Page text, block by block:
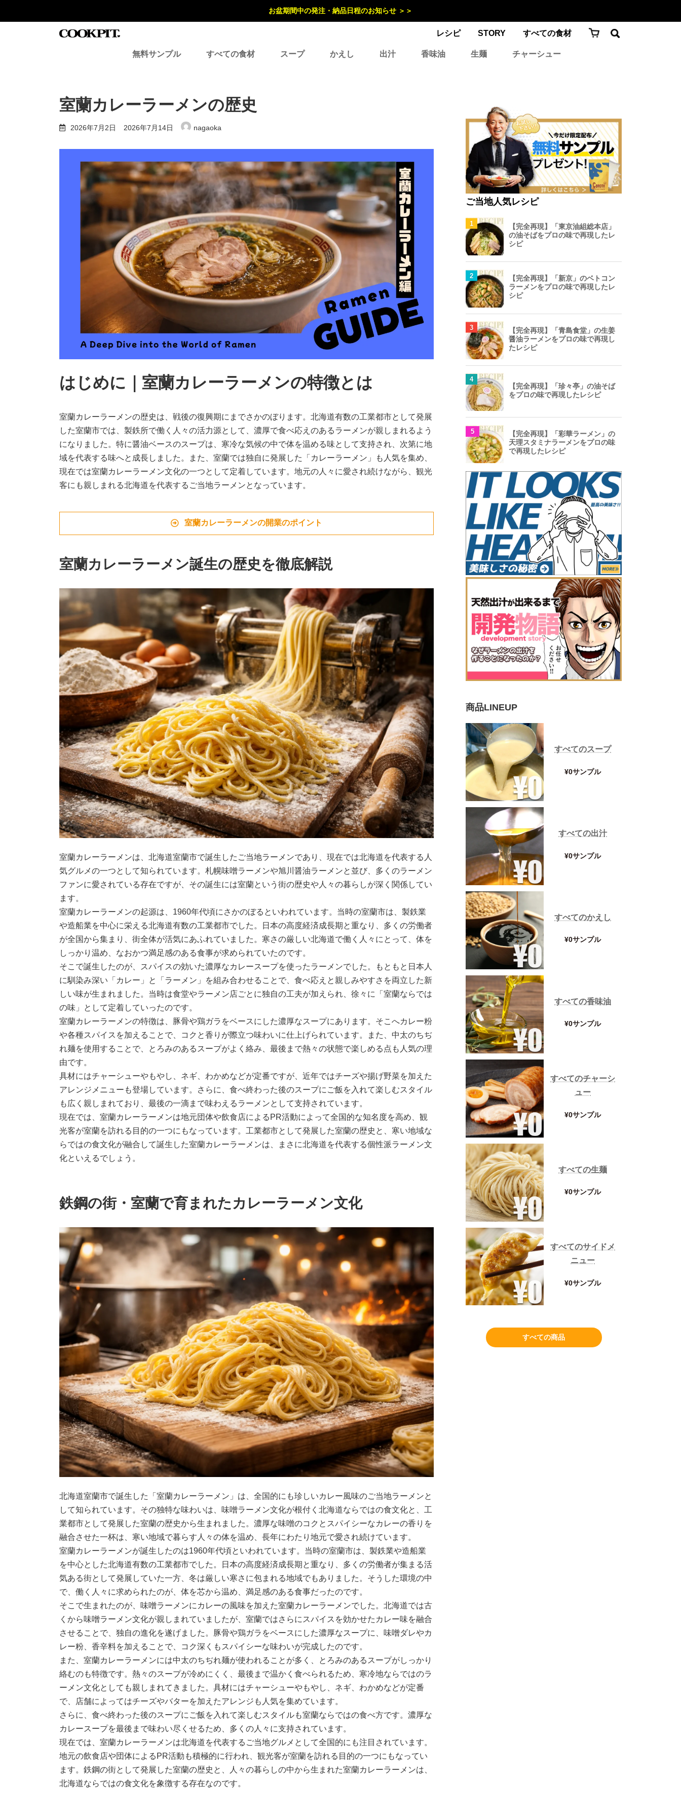
お盆期間中の発注・納品日程のお知らせ ＞＞
レシピ STORY すべての食材
無料サンプル すべての食材 スープ かえし 出汁 香味油 生麺 チャーシュー
室蘭カレーラーメンの歴史
2026年7月2日
最
終
新
日
時
:
2026年7月14日 nagaoka
はじめに｜室蘭カレーラーメンの特徴とは
室蘭カレーラーメンの歴史は、戦後の復興期にまでさかのぼります。北海道有数の工業都市として発展
した室蘭市では、製鉄所で働く人々の活力源として、濃厚で食べ応えのあるラーメンが親しまれるよう
になりました。特に醤油ベースのスープは、寒冷な気候の中で体を温める味として支持され、次第に地
域を代表する味へと成長しました。また、室蘭では独自に発展した「カレーラーメン」も人気を集め、
現在では室蘭カレーラーメン文化の一つとして定着しています。地元の人々に愛され続けながら、観光
客にも親しまれる北海道を代表するご当地ラーメンとなっています。
室蘭カレーラーメンの開業のポイント
室蘭カレーラーメン誕生の歴史を徹底解説
室蘭カレーラーメンは、北海道室蘭市で誕生したご当地ラーメンであり、現在では北海道を代表する人
気グルメの一つとして知られています。札幌味噌ラーメンや旭川醤油ラーメンと並び、多くのラーメン
ファンに愛されている存在ですが、その誕生には室蘭という街の歴史や人々の暮らしが深く関係してい
ます。
室蘭カレーラーメンの起源は、1960年代頃にさかのぼるといわれています。当時の室蘭市は、製鉄業
や造船業を中心に栄える北海道有数の工業都市でした。日本の高度経済成長期と重なり、多くの労働者
が全国から集まり、街全体が活気にあふれていました。寒さの厳しい北海道で働く人々にとって、体を
しっかり温め、なおかつ満足感のある食事が求められていたのです。
そこで誕生したのが、スパイスの効いた濃厚なカレースープを使ったラーメンでした。もともと日本人
に馴染み深い「カレー」と「ラーメン」を組み合わせることで、食べ応えと親しみやすさを両立した新
しい味が生まれました。当時は食堂やラーメン店ごとに独自の工夫が加えられ、徐々に「室蘭ならでは
の味」として定着していったのです。
室蘭カレーラーメンの特徴は、豚骨や鶏ガラをベースにした濃厚なスープにあります。そこへカレー粉
や各種スパイスを加えることで、コクと香りが際立つ味わいに仕上げられています。また、中太のちぢ
れ麺を使用することで、とろみのあるスープがよく絡み、最後まで熱々の状態で楽しめる点も人気の理
由です。
具材にはチャーシューやもやし、ネギ、わかめなどが定番ですが、近年ではチーズや揚げ野菜を加えた
アレンジメニューも登場しています。さらに、食べ終わった後のスープにご飯を入れて楽しむスタイル
も広く親しまれており、最後の一滴まで味わえるラーメンとして支持されています。
現在では、室蘭カレーラーメンは地元団体や飲食店によるPR活動によって全国的な知名度を高め、観
光客が室蘭を訪れる目的の一つにもなっています。工業都市として発展した室蘭の歴史と、寒い地域な
らではの食文化が融合して誕生した室蘭カレーラーメンは、まさに北海道を代表する個性派ラーメン文
化といえるでしょう。
鉄鋼の街・室蘭で育まれたカレーラーメン文化
北海道室蘭市で誕生した「室蘭カレーラーメン」は、全国的にも珍しいカレー風味のご当地ラーメンと
して知られています。その独特な味わいは、味噌ラーメン文化が根付く北海道ならではの食文化と、工
業都市として発展した室蘭の歴史から生まれました。濃厚な味噌のコクとスパイシーなカレーの香りを
融合させた一杯は、寒い地域で暮らす人々の体を温め、長年にわたり地元で愛され続けています。
室蘭カレーラーメンが誕生したのは1960年代頃といわれています。当時の室蘭市は、製鉄業や造船業
を中心とした北海道有数の工業都市でした。日本の高度経済成長期と重なり、多くの労働者が集まる活
気ある街として発展していた一方、冬は厳しい寒さに包まれる地域でもありました。そうした環境の中
で、働く人々に求められたのが、体を芯から温め、満足感のある食事だったのです。
そこで生まれたのが、味噌ラーメンにカレーの風味を加えた室蘭カレーラーメンでした。北海道では古
くから味噌ラーメン文化が親しまれていましたが、室蘭ではさらにスパイスを効かせたカレー味を融合
させることで、独自の進化を遂げました。豚骨や鶏ガラをベースにした濃厚なスープに、味噌ダレやカ
レー粉、香辛料を加えることで、コク深くもスパイシーな味わいが完成したのです。
また、室蘭カレーラーメンには中太のちぢれ麺が使われることが多く、とろみのあるスープがしっかり
絡むのも特徴です。熱々のスープが冷めにくく、最後まで温かく食べられるため、寒冷地ならではのラ
ーメン文化としても親しまれてきました。具材にはチャーシューやもやし、ネギ、わかめなどが定番
で、店舗によってはチーズやバターを加えたアレンジも人気を集めています。
さらに、食べ終わった後のスープにご飯を入れて楽しむスタイルも室蘭ならではの食べ方です。濃厚な
カレースープを最後まで味わい尽くせるため、多くの人々に支持されています。
現在では、室蘭カレーラーメンは北海道を代表するご当地グルメとして全国的にも注目されています。
地元の飲食店や団体によるPR活動も積極的に行われ、観光客が室蘭を訪れる目的の一つにもなってい
ます。鉄鋼の街として発展した室蘭の歴史と、人々の暮らしの中から生まれた室蘭カレーラーメンは、
北海道ならではの食文化を象徴する存在なのです。
ご当地人気レシピ
商品LINEUP
すべてのスープ
¥0サンプル
すべての出汁
¥0サンプル
すべてのかえし
¥0サンプル
すべての香味油
¥0サンプル
すべてのチャーシ
ュー
¥0サンプル
すべての生麺
¥0サンプル
すべてのサイドメ
ニュー
¥0サンプル
すべての商品